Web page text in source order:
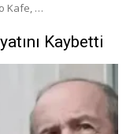
Kafe, …
Kaybetti